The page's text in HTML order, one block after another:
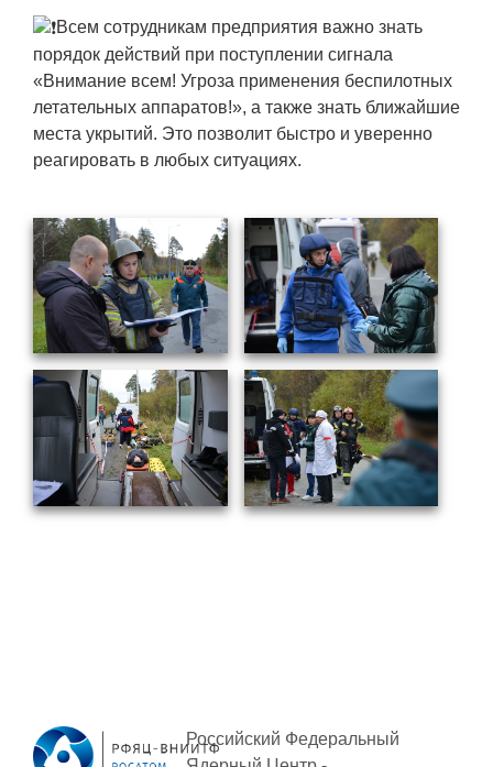
Испытательный центр ВЭИ
СОЦИАЛЬНАЯ ОТВЕТСТВЕННОСТЬ
Охрана окружающей среды
Программы по оздоровлению
Обеспечение жильем
Социальная поддержка
Спорт и отдых
Санаторий-профилакторий
Высокая социальная эффективность
ВНИИТФ
Территория здоровья
Всем сотрудникам предприятия важно знать
порядок действий при поступлении сигнала
«Внимание всем! Угроза применения беспилотных
летательных аппаратов!», а также знать ближайшие
места укрытий. Это позволит быстро и уверенно
реагировать в любых ситуациях.
Российский Федеральный